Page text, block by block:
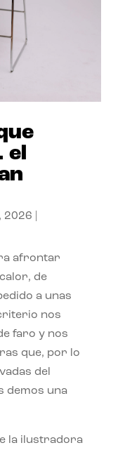
el
2026
afrontar
de
a unas
nos
faro y nos
que, por lo
del
demos una
la ilustradora